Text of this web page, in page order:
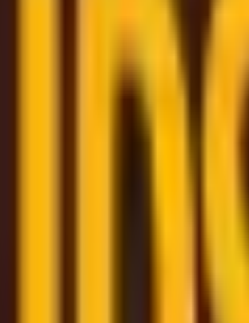
de transporteurs de confiance
sommes là pour vous accompagner
- réservez votre envoi rapidement
tous vos envois au même endroit